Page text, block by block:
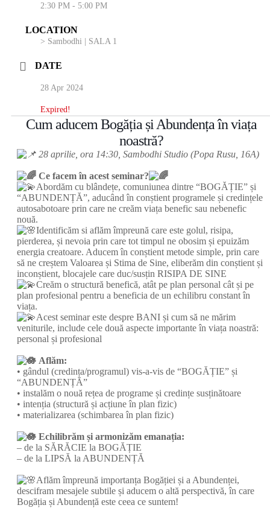
2:30 PM - 5:00 PM
LOCATION
> Sambodhi | SALA 1
DATE
28 Apr 2024
Expired!
Cum aducem Bogăția și Abundența în viața
noastră?
28 aprilie, ora 14:30, Sambodhi Studio (Popa Rusu, 16A)
Ce facem în acest seminar?
Abordăm cu blândețe, comuniunea dintre “BOGĂȚIE” și
“ABUNDENȚĂ”, aducând în conștient programele și credințele
autosabotoare prin care ne creăm viața benefic sau nebenefic
nouă.
Identificăm si aflăm împreună care este golul, risipa,
pierderea, și nevoia prin care tot timpul ne obosim și epuizăm
energia creatoare. Aducem în conștient metode simple, prin care
să ne creștem Valoarea și Stima de Sine, eliberăm din conștient și
inconștient, blocajele care duc/susțin RISIPA DE SINE
Creăm o structură benefică, atât pe plan personal cât și pe
plan profesional pentru a beneficia de un echilibru constant în
viața.
Acest seminar este despre BANI și cum să ne mărim
veniturile, include cele două aspecte importante în viața noastră:
personal și profesional
Aflăm:
•⁠ ⁠gândul (credința/programul) vis-a-vis de “BOGĂȚIE” și
“ABUNDENȚĂ”
• instalăm o nouă rețea de programe și credințe susținătoare
•⁠ ⁠intenția (structură și acțiune în plan fizic)
•⁠ ⁠materializarea (schimbarea în plan fizic)
Echilibrăm și armonizăm emanația:
– de la SĂRĂCIE la BOGĂȚIE
– de la LIPSĂ la ABUNDENȚĂ
Aflăm împreună importanța Bogăției și a Abundenței,
descifram mesajele subtile și aducem o altă perspectivă, în care
Bogăția și Abundență este ceea ce suntem!